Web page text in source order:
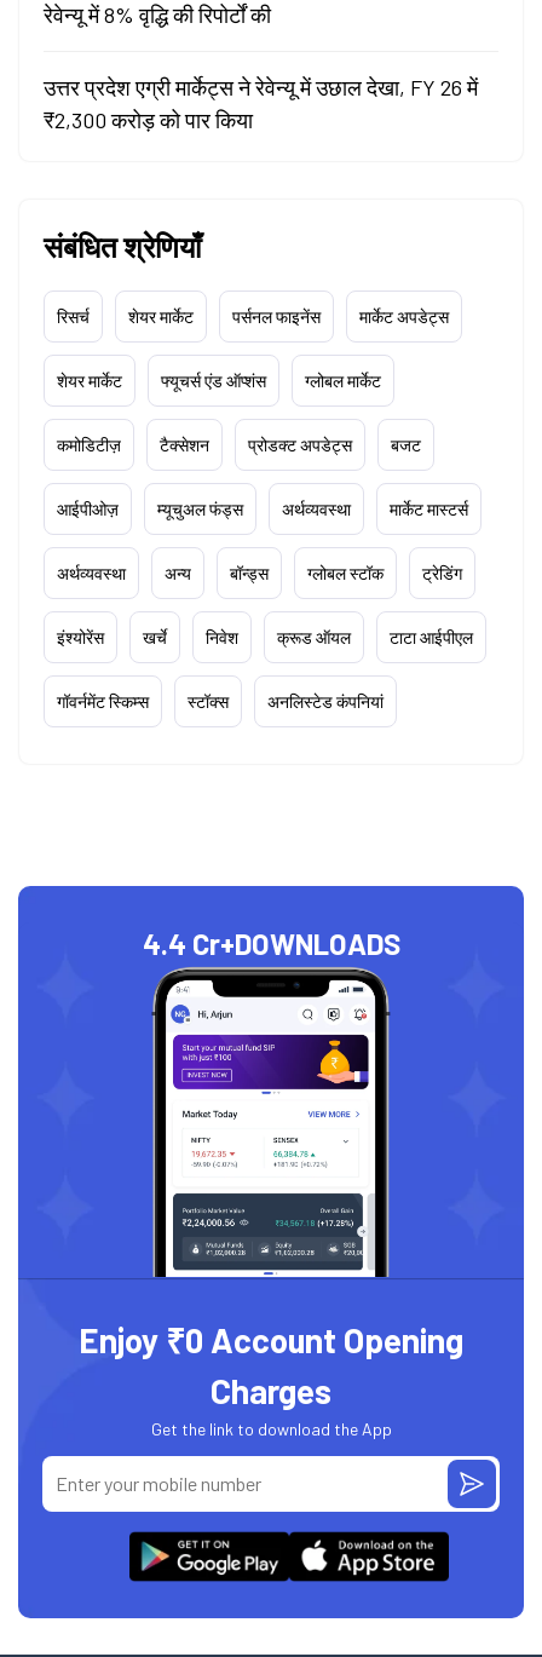
रेवेन्यू में 8% वृद्धि की रिपोर्टों की
उत्तर प्रदेश एग्री मार्केट्स ने रेवेन्यू में उछाल देखा, FY 26 में
₹2,300 करोड़ को पार किया
संबंधित श्रेणियाँ
रिसर्च शेयर मार्केट पर्सनल फाइनेंस मार्केट अपडेट्स
शेयर मार्केट फ्यूचर्स एंड ऑप्शंस ग्लोबल मार्केट
कमोडिटीज़ टैक्सेशन प्रोडक्ट अपडेट्स बजट
आईपीओज़ म्यूचुअल फंड्स अर्थव्यवस्था मार्केट मास्टर्स
अर्थव्यवस्था अन्य बॉन्ड्स ग्लोबल स्टॉक ट्रेडिंग
इंश्योरेंस खर्चे निवेश क्रूड ऑयल टाटा आईपीएल
गॉवर्नमेंट स्किम्स स्टॉक्स अनलिस्टेड कंपनियां
4.4 Cr+DOWNLOADS
Enjoy ₹0 Account Opening
Charges
Get the link to download the App